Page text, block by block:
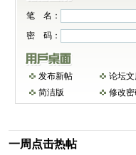
笔 名：
密 码：
发布新帖 论坛
简洁版
修改
一周点击热帖